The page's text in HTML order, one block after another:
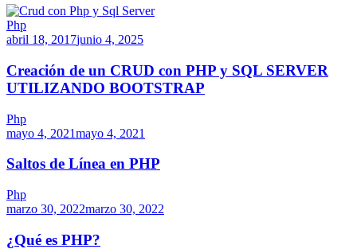
Php
abril 18, 2017junio 4, 2025
Creación de un CRUD con PHP y SQL SERVER
UTILIZANDO BOOTSTRAP
Php
mayo 4, 2021mayo 4, 2021
Saltos de Línea en PHP
Php
marzo 30, 2022marzo 30, 2022
¿Qué es PHP?